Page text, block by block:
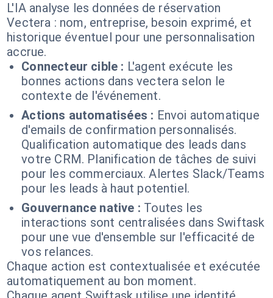
L'IA analyse les données de réservation
Vectera : nom, entreprise, besoin exprimé, et
historique éventuel pour une personnalisation
accrue.
Connecteur cible : L'agent exécute les
bonnes actions dans vectera selon le
contexte de l'événement.
Actions automatisées : Envoi automatique
d'emails de confirmation personnalisés.
Qualification automatique des leads dans
votre CRM. Planification de tâches de suivi
pour les commerciaux. Alertes Slack/Teams
pour les leads à haut potentiel.
Gouvernance native : Toutes les
interactions sont centralisées dans Swiftask
pour une vue d'ensemble sur l'efficacité de
vos relances.
Chaque action est contextualisée et exécutée
automatiquement au bon moment.